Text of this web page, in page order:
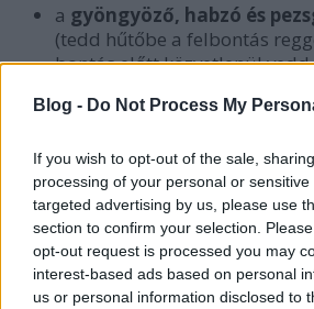
Blog - Do Not Process My
If you wish to opt-out of the sale,
processing of your personal or
targeted advertising by us, please use
section to confirm your selection.
opt-out request is processed you may
interest-based ads based on personal
us or personal information disclosed to
a gyöngyöző, habzó és
(tedd hűtőbe a felbontás
bontás előtt közvetlenül
afehér, és rozéborok10-
kezdve, de legalább egy fél
előtt vedd ki és hagyd
avörösborokpedig 16-
legjobban. A vörösborokat
fogyasztás előtt hűteni egy fél
vizes vázába, tálba tenni,